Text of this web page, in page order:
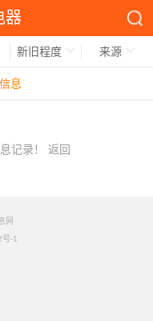
器
新旧程度 来源
息
记录！ 返回
网
号-1